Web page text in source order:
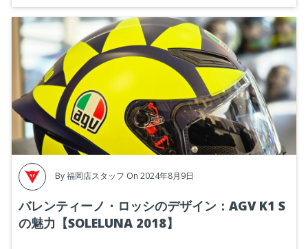
By福岡店スタッフ On 2024年8月9日
バレンティーノ・ロッシのデザイン：AGV K1 S
の魅力【SOLELUNA 2018】